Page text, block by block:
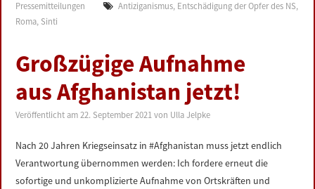
Pressemitteilungen
Antiziganismus, Entschädigung der Opfer des NS,
Roma, Sinti
Großzügige Aufnahme
aus Afghanistan jetzt!
Veröffentlicht am22. September 2021 von Ulla Jelpke
Nach 20 Jahren Kriegseinsatz in #Afghanistan muss jetzt endlich
Verantwortung übernommen werden: Ich fordere erneut die
sofortige und unkomplizierte Aufnahme von Ortskräften und